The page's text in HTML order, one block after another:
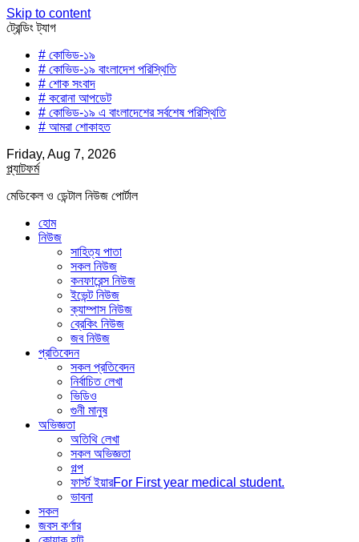
Skip to content
ট্রেন্ডিং ট্যাগ
# কোভিড-১৯
# কোভিড-১৯ বাংলাদেশ পরিস্থিতি
# শোক সংবাদ
# করোনা আপডেট
# কোভিড-১৯ এ বাংলাদেশের সর্বশেষ পরিস্থিতি
# আমরা শোকাহত
Friday, Aug 7, 2026
প্ল্যাটফর্ম
মেডিকেল ও ডেন্টাল নিউজ পোর্টাল
হোম
নিউজ
সাহিত্য পাতা
সকল নিউজ
কনফারেন্স নিউজ
ইভেন্ট নিউজ
ক্যাম্পাস নিউজ
ব্রেকিং নিউজ
জব নিউজ
প্রতিবেদন
সকল প্রতিবেদন
নির্বাচিত লেখা
ভিডিও
গুনী মানুষ
অভিজ্ঞতা
অতিথি লেখা
সকল অভিজ্ঞতা
গল্প
ফার্স্ট ইয়ারFor First year medical student.
ভাবনা
সকল
জবস কর্ণার